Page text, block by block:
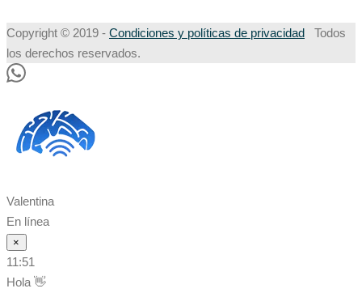
Copyright © 2019 - Condiciones y políticas de privacidad Todos
los derechos reservados.
Valentina
En línea
×
11:51
Hola 👋